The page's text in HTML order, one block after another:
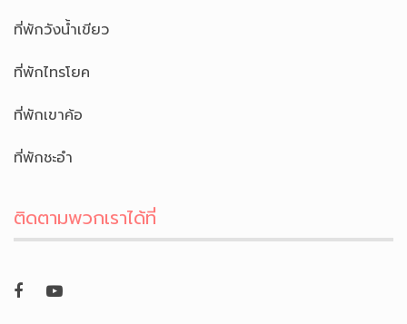
ที่พักวังน้ำเขียว
ที่พักไทรโยค
ที่พักเขาค้อ
ที่พักชะอำ
ติดตามพวกเราได้ที่